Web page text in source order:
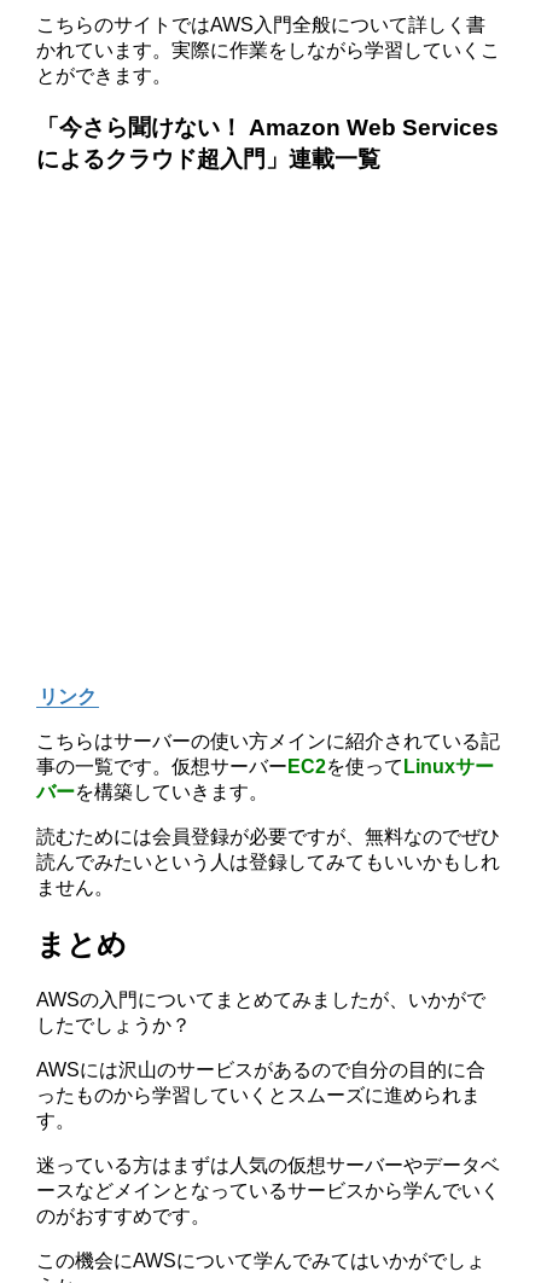
こちらのサイトではAWS入門全般について詳しく書
かれています。実際に作業をしながら学習していくこ
とができます。
「今さら聞けない！ Amazon Web Services
によるクラウド超入門」連載一覧
リンク
こちらはサーバーの使い方メインに紹介されている記
事の一覧です。仮想サーバー EC2を使って Linuxサー
バーを構築していきます。
読むためには会員登録が必要ですが、無料なのでぜひ
読んでみたいという人は登録してみてもいいかもしれ
ません。
まとめ
AWSの入門についてまとめてみましたが、いかがで
したでしょうか？
AWSには沢山のサービスがあるので自分の目的に合
ったものから学習していくとスムーズに進められま
す。
迷っている方はまずは人気の仮想サーバーやデータベ
ースなどメインとなっているサービスから学んでいく
のがおすすめです。
この機会にAWSについて学んでみてはいかがでしょ